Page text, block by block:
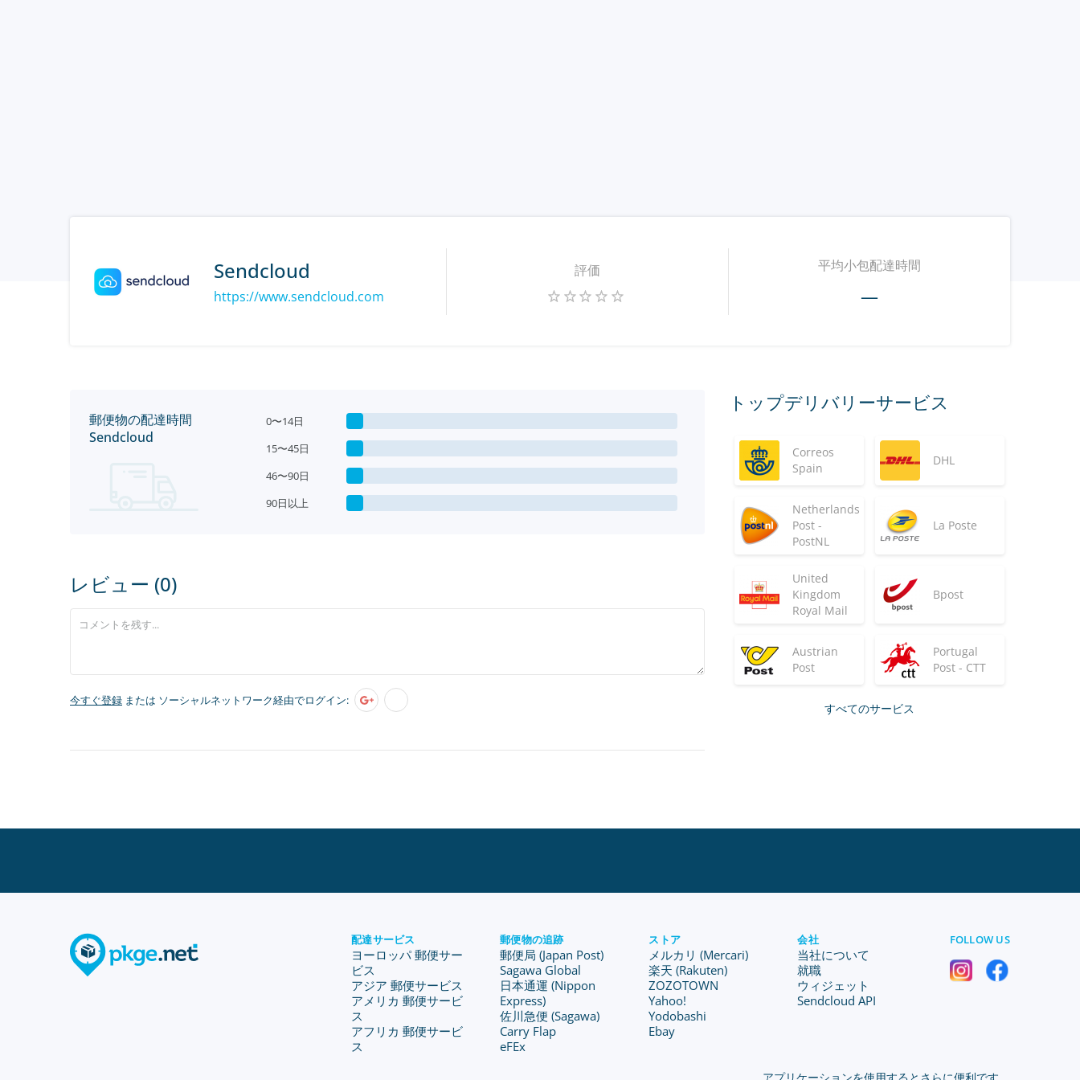
Sendcloud
https://www.sendcloud.com
評価 平均小包配達時間
—
郵便物の配達時間
Sendcloud
0〜14日
15〜45日
46〜90日
90日以上
レビュー (0)
今すぐ登録 または ソーシャルネットワーク経由でログイン:
トップデリバリーサービス
Correos
Spain
DHL
Netherlands
Post -
PostNL
La Poste
United
Kingdom
Royal Mail
Bpost
Austrian
Post
Portugal
Post - CTT
すべてのサービス
配達サービス
ヨーロッパ 郵便サー
ビス
アジア 郵便サービス
アメリカ 郵便サービ
ス
アフリカ 郵便サービ
ス
郵便物の追跡
郵便局 (Japan Post)
Sagawa Global
日本通運 (Nippon
Express)
佐川急便 (Sagawa)
Carry Flap
eFEx
ストア
メルカリ (Mercari)
楽天 (Rakuten)
ZOZOTOWN
Yahoo!
Yodobashi
Ebay
会社
当社について
就職
ウィジェット
Sendcloud API
FOLLOW US